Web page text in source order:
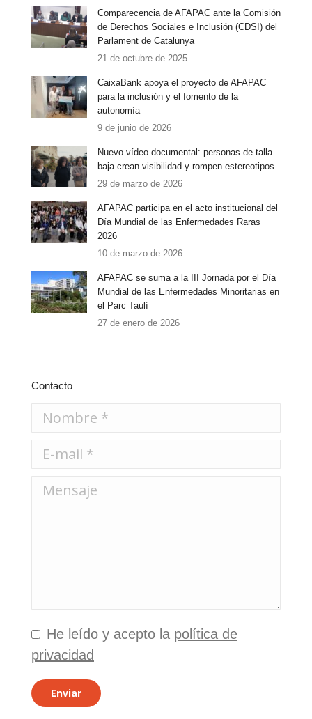
Comparecencia de AFAPAC ante la Comisión
de Derechos Sociales e Inclusión (CDSI) del
Parlament de Catalunya
21 de octubre de 2025
CaixaBank apoya el proyecto de AFAPAC
para la inclusión y el fomento de la
autonomía
9 de junio de 2026
Nuevo vídeo documental: personas de talla
baja crean visibilidad y rompen estereotipos
29 de marzo de 2026
AFAPAC participa en el acto institucional del
Día Mundial de las Enfermedades Raras
2026
10 de marzo de 2026
AFAPAC se suma a la III Jornada por el Día
Mundial de las Enfermedades Minoritarias en
el Parc Taulí
27 de enero de 2026
Contacto
He leído y acepto la política de
privacidad
Enviar